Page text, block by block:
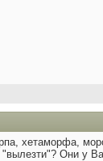
хетаморфа,
Они у